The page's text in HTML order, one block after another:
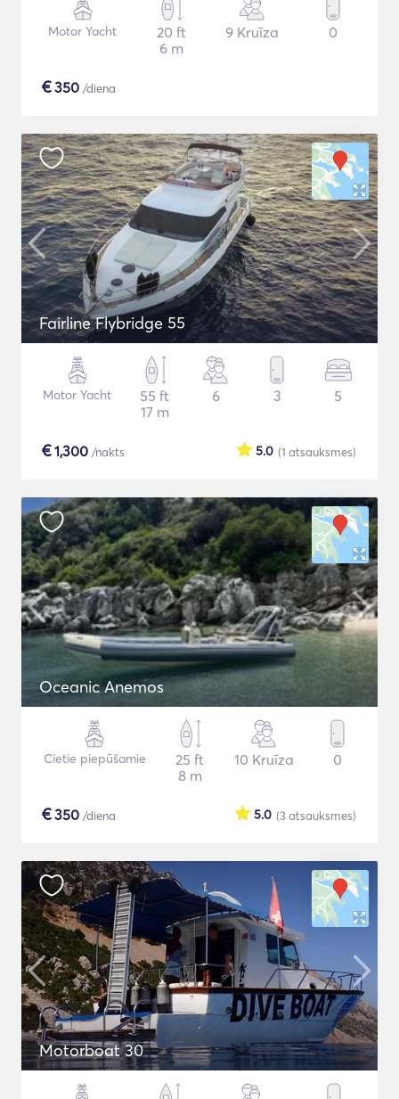
Motor Yacht
20 ft
6 m
9 Kruīza 0
€350 /diena
Fairline Flybridge 55
Motor Yacht
55 ft
17 m
6 3 5
€1,300 /nakts (1 atsauksmes)
5.0
Oceanic Anemos
Cietie piepūšamie
25 ft
8 m
10 Kruīza 0
€350 /diena (3atsauksmes)
5.0
Motorboat 30